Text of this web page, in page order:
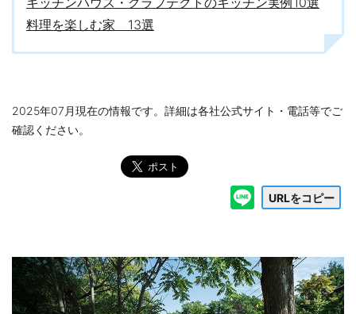
料理を楽しむ家 13選
2025年07月現在の情報です。詳細は各社公式サイト・電話等でご
確認ください。
URLをコピー